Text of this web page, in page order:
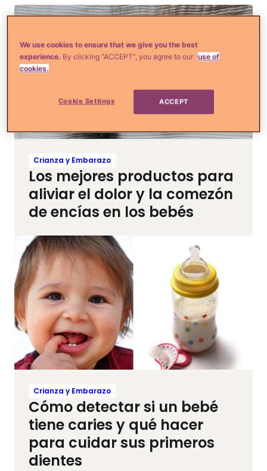
Crianza y Embarazo
Los mejores productos para
aliviar el dolor y la comezón
de encías en los bebés
Crianza y Embarazo
Cómo detectar si un bebé
tiene caries y qué hacer
para cuidar sus primeros
dientes
We use cookies to ensure that we give you the best
experience. By clicking “ACCEPT”, you agree to our use of
cookies.
Cookie Settings ACCEPT